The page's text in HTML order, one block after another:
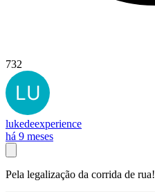
732
lukedeexperience
há 9 meses
Pela legalização da corrida de rua!